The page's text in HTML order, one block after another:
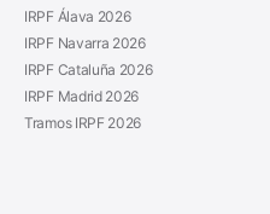
IRPF Álava 2026
IRPF Navarra 2026
IRPF Cataluña 2026
IRPF Madrid 2026
Tramos IRPF 2026